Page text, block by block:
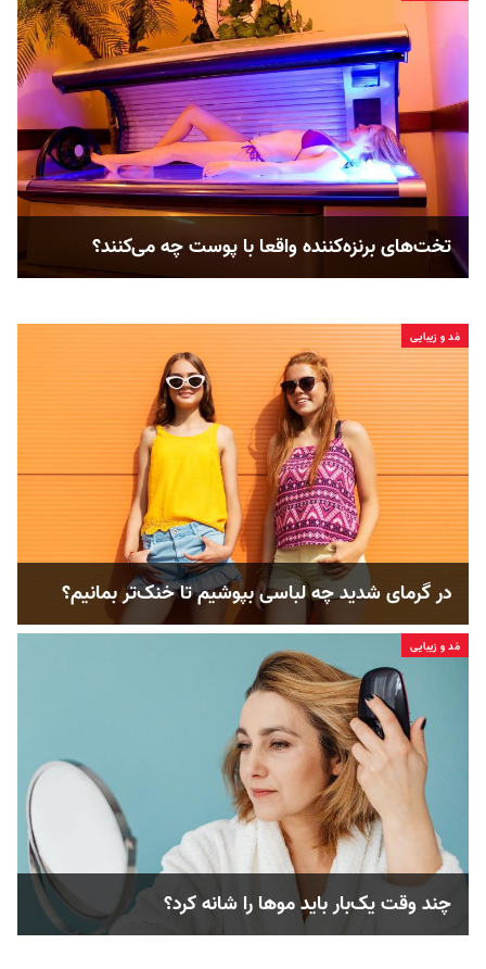
تخت‌های برنزه‌کننده واقعا با پوست چه می‌کنند؟
مُد و زیبایی
در گرمای شدید چه لباسی بپوشیم تا خنک‌تر بمانیم؟
مُد و زیبایی
چند وقت یک‌بار باید موها را شانه کرد؟